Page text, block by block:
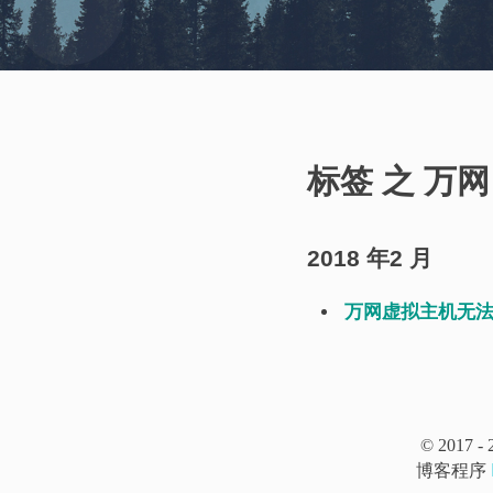
标签 之 万网
2018 年2 月
万网虚拟主机无
© 2017 -
博客程序